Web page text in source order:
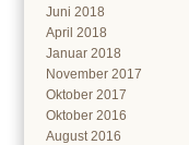
Juni 2018
April 2018
Januar 2018
November 2017
Oktober 2017
Oktober 2016
August 2016